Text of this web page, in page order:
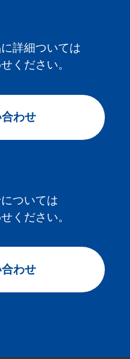
詳細ついては
ください。
わせ
ついては
ください。
わせ